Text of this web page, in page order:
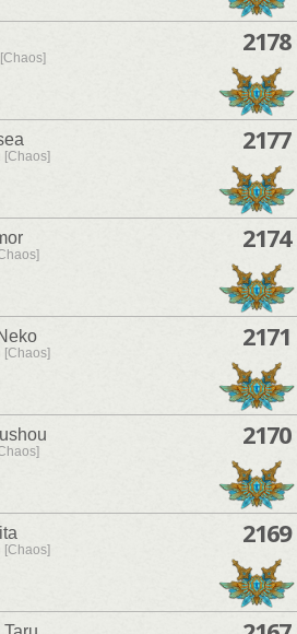
2178
[Chaos]
2177
2174
[Chaos]
2171
2170
[Chaos]
2169